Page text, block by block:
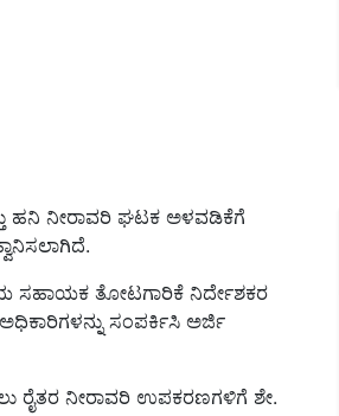
ಹನಿ ನೀರಾವರಿ ಘಟಕ ಅಳವಡಿಕೆಗೆ
ಸಹಾಯಕ ತೋಟಗಾರಿಕೆ ನಿರ್ದೇಶಕರ
ಸಂಪರ್ಕಿಸಿ ಅರ್ಜಿ
ರೈತರ ನೀರಾವರಿ ಉಪಕರಣಗಳಿಗೆ ಶೇ.